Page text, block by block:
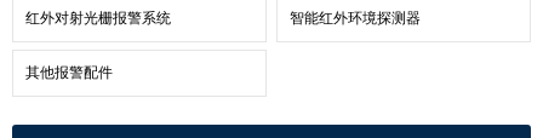
红外对射光栅报警系统 智能红外环境探测器
其他报警配件